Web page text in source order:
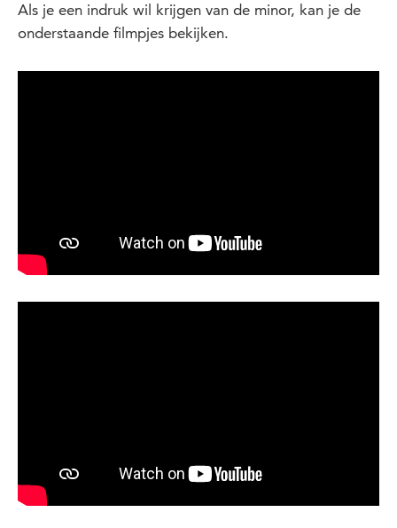
Als je een indruk wil krijgen van de minor, kan je de
onderstaande filmpjes bekijken.